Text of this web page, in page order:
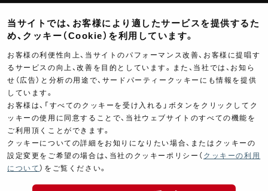
ヨシムラTV
イベント情報
イベントスケジュール
ツーリングブレイクタイム
製品ポスター
当サイトでは、お客様により適したサービスを提供するた
め、クッキー（Cookie）を利用しています。
お客様の利便性向上、当サイトのパフォーマンス改善、お客様に提唱す
るサービスの向上、改善を目的としています。また、当社では、お知ら
せ（広告）と分析の用途で、サードパーティークッキーにも情報を提供
しています。
お客様は、「すべてのクッキーを受け入れる」ボタンをクリックしてク
ッキーの使用に同意することで、当社ウェブサイトのすべての機能を
ご利用頂くことができます。
クッキーについての詳細をお知りになりたい場合、またはクッキーの
設定変更をご希望の場合は、当社のクッキーポリシー（ クッキーの利用
について ）をご覧ください。